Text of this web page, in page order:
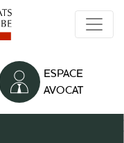
ESPACE
AVOCAT